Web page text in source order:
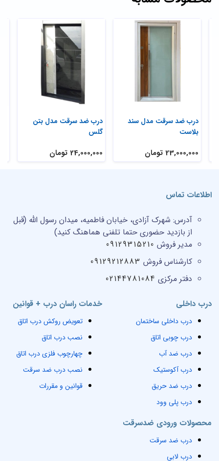
درب ضد سرقت مدل بتن
گلس
24,000,000 تومان
درب ضد سرقت مدل سند
بلاست
23,000,000 تومان
خدمات راسان درب + قوانین
تعویض روکش درب اتاق
نصب درب اتاق
چهارچوب فلزی درب اتاق
نصب درب ضد سرقت
قوانین و مقررات
محصولات ورودی ضدسرقت
درب ضد سرقت
درب لابی
درب داخلی
درب داخلی ساختمان
درب چوبی اتاق
درب ضد آب
درب آکوستیک
درب ضد حریق
درب پلی وود
اطلاعات تماس
آدرس: شهرک آزادی، خیابان فاطمیه، میدان رسول الله (قبل
از بازدید حضوری حتما تلفنی هماهنگ کنید)
مدیر فروش 09129315210
کارشناس فروش 09129212883
دفتر مرکزی 02144781084